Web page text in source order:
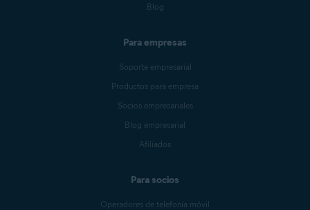
Blog
Para empresas
Soporte empresarial
Productos para empresa
Socios empresariales
Blog empresarial
Afiliados
Para socios
Operadores de telefonía móvil